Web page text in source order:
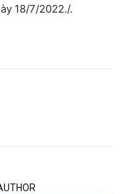
18/7/2022./.